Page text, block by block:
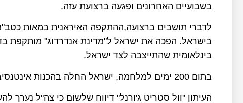
בשבועיים האחרונים ופגעה ברצועת עזה.
לדברי תושבים ברצועה,ההתקפה האיראנית במאות
בישראל. הפכה את ישראל ל"מדינת אנדרדוג" מותקפת
בינלאומית שהתייצבה לצד ישראל.
בתום 200 ימים למלחמה, ישראל החלה בהכנות אינטנסיביות לכיבוש אזור רפיח.
העיתון "וול סטריט ג'ורנל" דיווח שלשום כי צה"ל